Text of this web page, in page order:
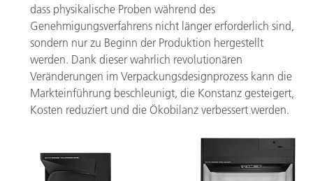
dass physikalische Proben während des
Genehmigungsverfahrens nicht länger erforderlich sind,
sondern nur zu Beginn der Produktion hergestellt
werden. Dank dieser wahrlich revolutionären
Veränderungen im Verpackungsdesignprozess kann die
Markteinführung beschleunigt, die Konstanz gesteigert,
Kosten reduziert und die Ökobilanz verbessert werden.